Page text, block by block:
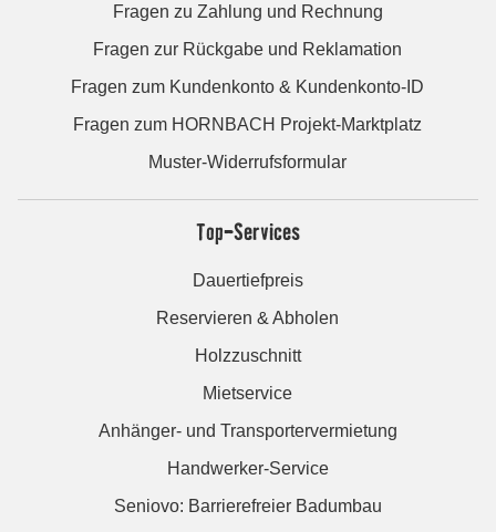
Fragen zu Zahlung und Rechnung
Fragen zur Rückgabe und Reklamation
Fragen zum Kundenkonto & Kundenkonto-ID
Fragen zum HORNBACH Projekt-Marktplatz
Muster-Widerrufsformular
Top-Services
Dauertiefpreis
Reservieren & Abholen
Holzzuschnitt
Mietservice
Anhänger- und Transportervermietung
Handwerker-Service
Seniovo: Barrierefreier Badumbau